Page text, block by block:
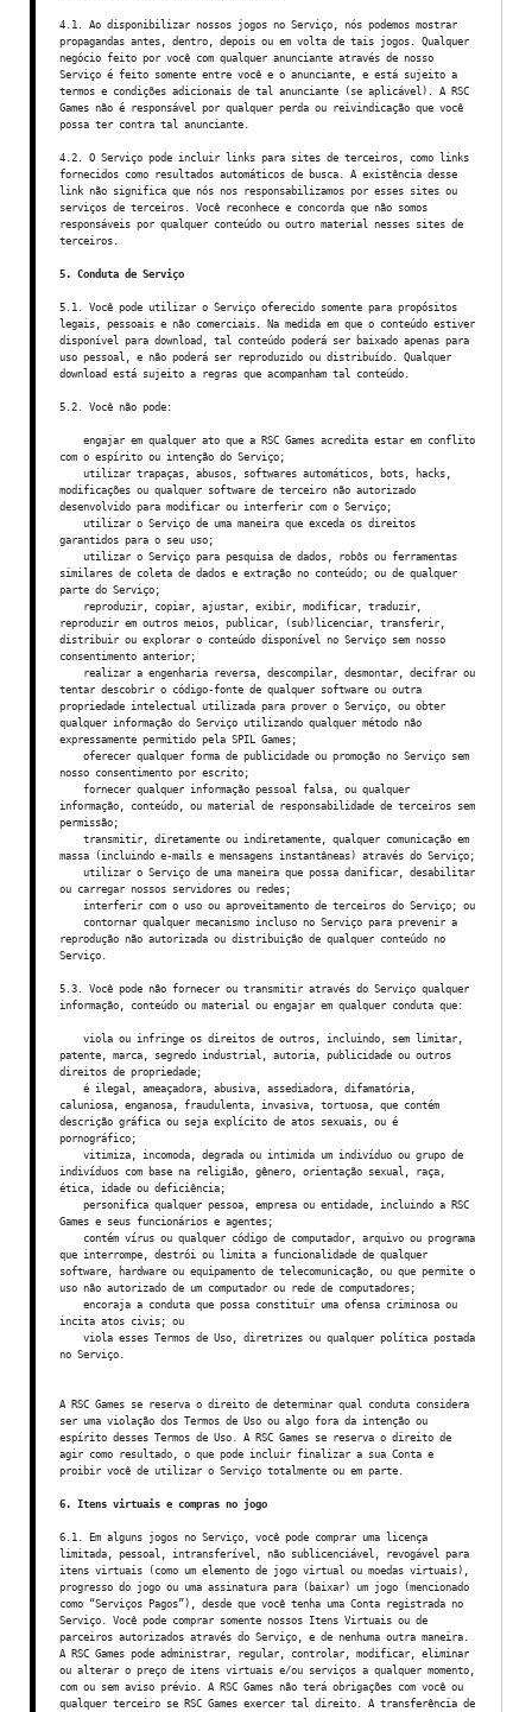
4.1. Ao disponibilizar nossos jogos no Serviço, nós podemos mostrar
propagandas antes, dentro, depois ou em volta de tais jogos. Qualquer
negócio feito por você com qualquer anunciante através de nosso
Serviço é feito somente entre você e o anunciante, e está sujeito a
termos e condições adicionais de tal anunciante (se aplicável). A RSC
Games não é responsável por qualquer perda ou reivindicação que você
possa ter contra tal anunciante.
4.2. O Serviço pode incluir links para sites de terceiros, como links
fornecidos como resultados automáticos de busca. A existência desse
link não significa que nós nos responsabilizamos por esses sites ou
serviços de terceiros. Você reconhece e concorda que não somos
responsáveis por qualquer conteúdo ou outro material nesses sites de
terceiros.
5. Conduta de Serviço
5.1. Você pode utilizar o Serviço oferecido somente para propósitos
legais, pessoais e não comerciais. Na medida em que o conteúdo estiver
disponível para download, tal conteúdo poderá ser baixado apenas para
uso pessoal, e não poderá ser reproduzido ou distribuído. Qualquer
download está sujeito a regras que acompanham tal conteúdo.
5.2. Você não pode:
engajar em qualquer ato que a RSC Games acredita estar em conflito
com o espírito ou intenção do Serviço;
utilizar trapaças, abusos, softwares automáticos, bots, hacks,
modificações ou qualquer software de terceiro não autorizado
desenvolvido para modificar ou interferir com o Serviço;
utilizar o Serviço de uma maneira que exceda os direitos
garantidos para o seu uso;
utilizar o Serviço para pesquisa de dados, robôs ou ferramentas
similares de coleta de dados e extração no conteúdo; ou de qualquer
parte do Serviço;
reproduzir, copiar, ajustar, exibir, modificar, traduzir,
reproduzir em outros meios, publicar, (sub)licenciar, transferir,
distribuir ou explorar o conteúdo disponível no Serviço sem nosso
consentimento anterior;
realizar a engenharia reversa, descompilar, desmontar, decifrar ou
tentar descobrir o código-fonte de qualquer software ou outra
propriedade intelectual utilizada para prover o Serviço, ou obter
qualquer informação do Serviço utilizando qualquer método não
expressamente permitido pela SPIL Games;
oferecer qualquer forma de publicidade ou promoção no Serviço sem
nosso consentimento por escrito;
fornecer qualquer informação pessoal falsa, ou qualquer
informação, conteúdo, ou material de responsabilidade de terceiros sem
permissão;
transmitir, diretamente ou indiretamente, qualquer comunicação em
massa (incluindo e-mails e mensagens instantâneas) através do Serviço;
utilizar o Serviço de uma maneira que possa danificar, desabilitar
ou carregar nossos servidores ou redes;
interferir com o uso ou aproveitamento de terceiros do Serviço; ou
contornar qualquer mecanismo incluso no Serviço para prevenir a
reprodução não autorizada ou distribuição de qualquer conteúdo no
Serviço.
5.3. Você pode não fornecer ou transmitir através do Serviço qualquer
informação, conteúdo ou material ou engajar em qualquer conduta que:
viola ou infringe os direitos de outros, incluindo, sem limitar,
patente, marca, segredo industrial, autoria, publicidade ou outros
direitos de propriedade;
é ilegal, ameaçadora, abusiva, assediadora, difamatória,
caluniosa, enganosa, fraudulenta, invasiva, tortuosa, que contém
descrição gráfica ou seja explícito de atos sexuais, ou é
pornográfico;
vitimiza, incomoda, degrada ou intimida um indivíduo ou grupo de
indivíduos com base na religião, gênero, orientação sexual, raça,
ética, idade ou deficiência;
personifica qualquer pessoa, empresa ou entidade, incluindo a RSC
Games e seus funcionários e agentes;
contém vírus ou qualquer código de computador, arquivo ou programa
que interrompe, destrói ou limita a funcionalidade de qualquer
software, hardware ou equipamento de telecomunicação, ou que permite o
uso não autorizado de um computador ou rede de computadores;
encoraja a conduta que possa constituir uma ofensa criminosa ou
incita atos civis; ou
viola esses Termos de Uso, diretrizes ou qualquer política postada
no Serviço.
A RSC Games se reserva o direito de determinar qual conduta considera
ser uma violação dos Termos de Uso ou algo fora da intenção ou
espírito desses Termos de Uso. A RSC Games se reserva o direito de
agir como resultado, o que pode incluir finalizar a sua Conta e
proibir você de utilizar o Serviço totalmente ou em parte.
6. Itens virtuais e compras no jogo
6.1. Em alguns jogos no Serviço, você pode comprar uma licença
limitada, pessoal, intransferível, não sublicenciável, revogável para
itens virtuais (como um elemento de jogo virtual ou moedas virtuais),
progresso do jogo ou uma assinatura para (baixar) um jogo (mencionado
como “Serviços Pagos”), desde que você tenha uma Conta registrada no
Serviço. Você pode comprar somente nossos Itens Virtuais ou de
parceiros autorizados através do Serviço, e de nenhuma outra maneira.
A RSC Games pode administrar, regular, controlar, modificar, eliminar
ou alterar o preço de itens virtuais e/ou serviços a qualquer momento,
com ou sem aviso prévio. A RSC Games não terá obrigações com você ou
qualquer terceiro se RSC Games exercer tal direito. A transferência de